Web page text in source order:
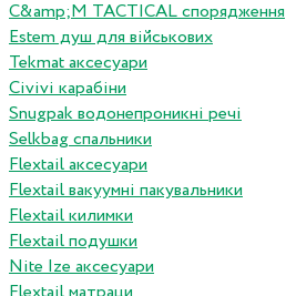
C&amp;M TACTICAL спорядження
Estem душ для військових
Tekmat аксесуари
Сivivi карабіни
Snugpak водонепроникні речі
Selkbag спальники
Flextail аксесуари
Flextail вакуумні пакувальники
Flextail килимки
Flextail подушки
Nite Ize аксесуари